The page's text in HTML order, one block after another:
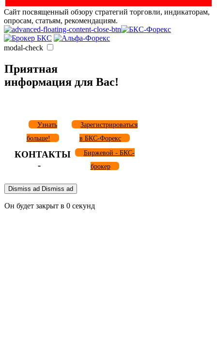
Сайт посвященный обзору стратегий торговли, индикаторам,
опросам, статьям, рекомендациям.
modal-check
Приятная
информация для Вас!
Узнать
больше!
Зарегистрироваться
в БКС-Форекс
КОНТАКТЫ
-
Биржевой - БКС-
брокер
Dismiss ad Dismiss ad
Он будет закрыт в 0 секунд